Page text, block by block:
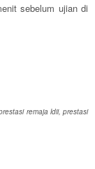
sebelum ujian di
remaja ldii, prestasi